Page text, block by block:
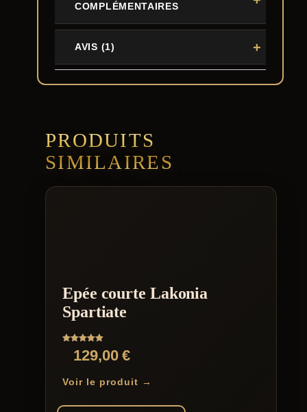
COMPLÉMENTAIRES
AVIS (1)
PRODUITS
SIMILAIRES
Epée courte Lakonia
Spartiate
Note129,00€
Voir le produit →